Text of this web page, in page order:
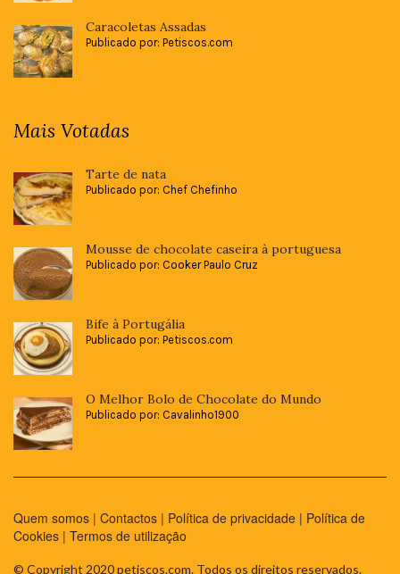
Caracoletas Assadas
Publicado por: Petiscos.com
Mais Votadas
Tarte de nata
Publicado por: Chef Chefinho
Mousse de chocolate caseira à portuguesa
Publicado por: Cooker Paulo Cruz
Bife à Portugália
Publicado por: Petiscos.com
O Melhor Bolo de Chocolate do Mundo
Publicado por: Cavalinho1900
Quem somos | Contactos | Política de privacidade | Política de
Cookies | Termos de utilização
© Copyright 2020 petiscos.com. Todos os direitos reservados.